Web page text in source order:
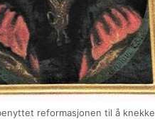
reformasjonen til å